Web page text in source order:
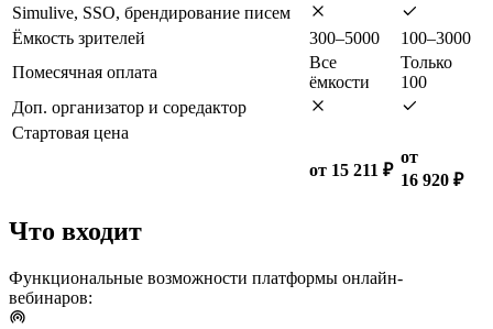
Simulive, SSO, брендирование писем
Ёмкость зрителей
300–5000
100–3000
Помесячная оплата
Все
ёмкости
Только
100
Доп. организатор и соредактор
Стартовая цена
от 15 211 ₽
от
16 920 ₽
Что входит
Функциональные возможности платформы онлайн-
вебинаров: